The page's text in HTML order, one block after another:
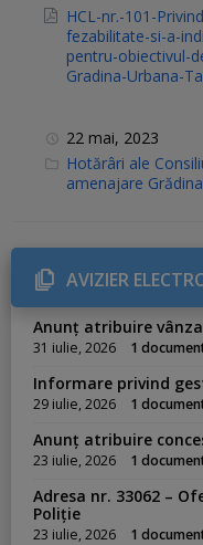
HCL-nr.-101-
fezabilitate-si-a-
pentru-obiectivul-
Gradina-Urbana-
22 mai, 2023
C
a
t
r
e
Hotărâri ale
amenajare
AVIZIER
Anunț atribuire
31 iulie, 2026 1
Informare privind
29 iulie, 2026 1
Anunț atribuire
23 iulie, 2026 1
Adresa nr. 33062 –
Poliție
23 iulie, 2026 1